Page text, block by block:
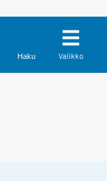
Haku Valikko